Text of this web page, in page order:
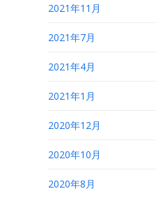
2021年11月
2021年7月
2021年4月
2021年1月
2020年12月
2020年10月
2020年8月